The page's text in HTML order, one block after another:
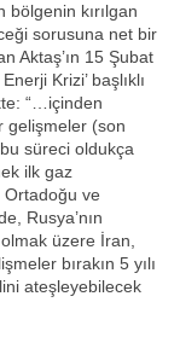
bölgenin kırılgan
sorusuna net bir
Aktaş’ın 15 Şubat
Krizi’ başlıklı
“…içinden
gelişmeler (son
süreci oldukça
ilk gaz
Ortadoğu ve
Rusya’nın
üzere İran,
bırakın 5 yılı
ateşleyebilecek